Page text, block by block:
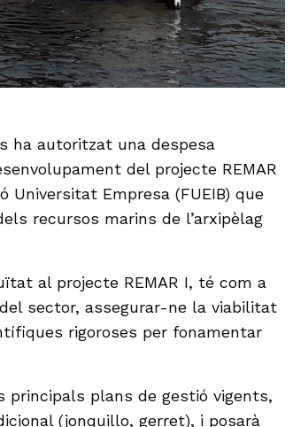
ha autoritzat una despesa
del projecte REMAR
Universitat Empresa (FUEIB) que
recursos marins de l’arxipèlag
al projecte REMAR I, té com a
sector, assegurar-ne la viabilitat
rigoroses per fonamentar
principals plans de gestió vigents,
(jonquillo, gerret), i posarà